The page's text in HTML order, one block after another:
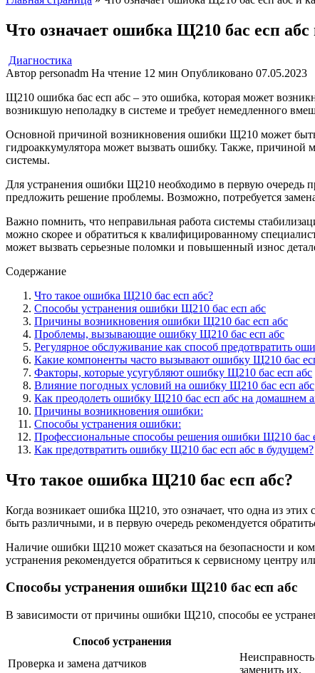
Что означает ошибкa Щ210 бас есп абс
Диагностика
Автор personadm На чтение 12 мин Опубликовано 07.05.2023
Щ210 ошибка бас есп абс – это ошибка, которая может
возникшую неполадку в системе и требует немедленного
Основной причиной возникновения ошибки Щ210 может быть
гидроаккумулятора может вызвать ошибку. Также,
системы.
Для устранения ошибки Щ210 необходимо в первую очередь
предложить решение проблемы. Возможно, потребуется
Важно помнить, что неправильная работа системы
можно скорее и обратиться к квалифицированному
может вызвать серьезные поломки и повышенный износ
Содержание
Что такое ошибка Щ210 бас есп абс?
Способы устранения ошибки Щ210 бас есп абс
Причины возникновения ошибки Щ210 бас есп абс
Проблемы, вызывающие ошибку Щ210 бас есп абс
Регулярное обслуживание как способ предотвратить
Какие компоненты часто вызывают ошибку Щ210 бас
Факторы, которые усугубляют ошибку Щ210 бас есп абс
Влияние погодных условий на ошибку Щ210 бас есп абс
Как преодолеть ошибку Щ210 бас есп абс на домашнем
Причины возникновения ошибки:
Способы устранения ошибки:
Профессиональные способы решения ошибки Щ210 бас
Как предотвратить ошибку Щ210 бас есп абс в будущем?
Что такое ошибка Щ210 бас есп абс?
Когда возникает ошибка Щ210, это означает, что одна из
быть различными, и в первую очередь рекомендуется
Наличие ошибки Щ210 может сказаться на безопасности и
устранения рекомендуется обратиться к сервисному центру
Способы устранения ошибки Щ210 бас есп абс
В зависимости от причины ошибки Щ210, способы ее
Способ устранения
Проверка и замена датчиков
заменить их.